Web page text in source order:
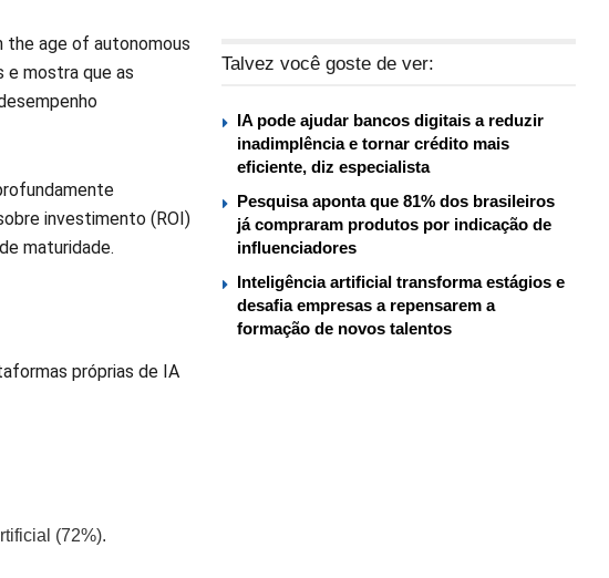
Talvez você goste de ver:
IA pode ajudar bancos digitais a reduzir
inadimplência e tornar crédito mais
eficiente, diz especialista
Pesquisa aponta que 81% dos brasileiros
já compraram produtos por indicação de
influenciadores
Inteligência artificial transforma estágios e
desafia empresas a repensarem a
formação de novos talentos
the age of autonomous
e mostra que as
investimento (ROI)
maturidade.
próprias de IA
(72%).